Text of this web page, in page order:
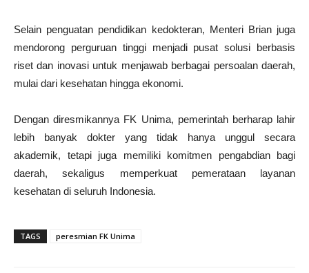
Selain penguatan pendidikan kedokteran, Menteri Brian juga
mendorong perguruan tinggi menjadi pusat solusi berbasis
riset dan inovasi untuk menjawab berbagai persoalan daerah,
mulai dari kesehatan hingga ekonomi.
Dengan diresmikannya FK Unima, pemerintah berharap lahir
lebih banyak dokter yang tidak hanya unggul secara
akademik, tetapi juga memiliki komitmen pengabdian bagi
daerah, sekaligus memperkuat pemerataan layanan
kesehatan di seluruh Indonesia.
TAGS peresmian FK Unima